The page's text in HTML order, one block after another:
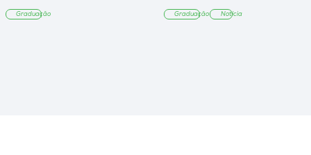
Graduação Graduação Notícia